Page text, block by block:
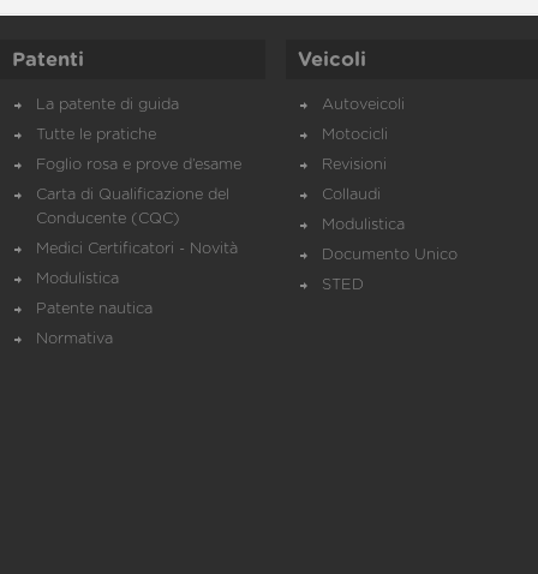
Patenti
La patente di guida
Tutte le pratiche
Foglio rosa e prove d’esame
Carta di Qualificazione del
Conducente (CQC)
Medici Certificatori - Novità
Modulistica
Patente nautica
Normativa
Veicoli
Autoveicoli
Motocicli
Revisioni
Collaudi
Modulistica
Documento Unico
STED